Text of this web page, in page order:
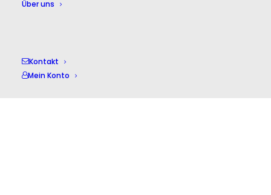
Über uns
Kontakt
Mein Konto